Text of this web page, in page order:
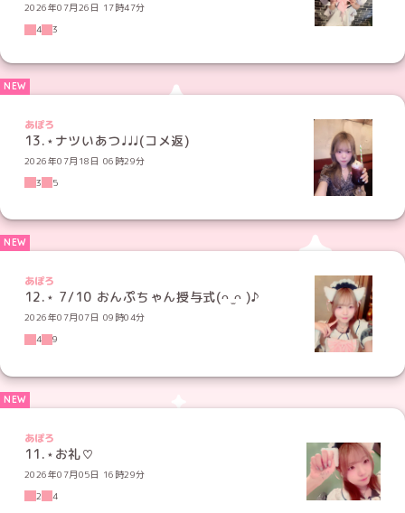
2026年07月26日 17時47分
4
3
あぽろ
13.⋆ナツいあつ♩♩♩(コメ返)
2026年07月18日 06時29分
3
5
あぽろ
12.⋆ 7/10 おんぷちゃん授与式(ᴖ ̫ᴖ )♪
2026年07月07日 09時04分
4
9
あぽろ
11.⋆お礼♡
2026年07月05日 16時29分
2
4